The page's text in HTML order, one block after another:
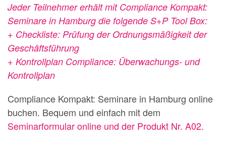
Jeder Teilnehmer erhält mit Compliance Kompakt:
Seminare in Hamburg die folgende S+P Tool Box:
+ Checkliste: Prüfung der Ordnungsmäßigkeit der
Geschäftsführung
+ Kontrollplan Compliance: Überwachungs- und
Kontrollplan
Compliance Kompakt: Seminare in Hamburg online
buchen. Bequem und einfach mit dem
Seminarformular online und der Produkt Nr. A02.